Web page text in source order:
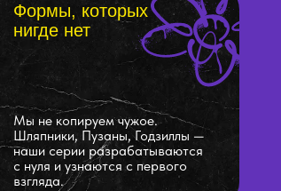
Формы, которых
нигде нет
Мы не копируем чужое.
Шляпники, Пузаны, Годзиллы —
наши серии разрабатываются
с нуля и узнаются с первого
взгляда.